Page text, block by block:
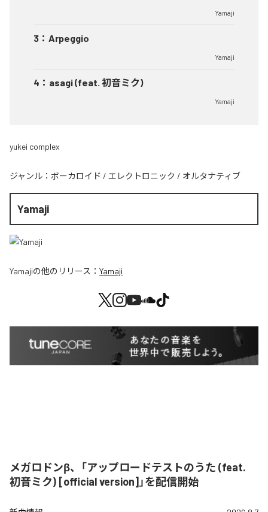
Yamaji
3 ： Arpeggio
Yamaji
4 ： asagi (feat. 初音ミク)
Yamaji
yukei complex
ジャンル： ボーカロイド / エレクトロニック / オルタナティブ
Yamaji
Yamajiの他のリリース： Yamaji
メガロドンβ、「アップロードテストのうた (feat.
初音ミク) [official version]」を配信開始